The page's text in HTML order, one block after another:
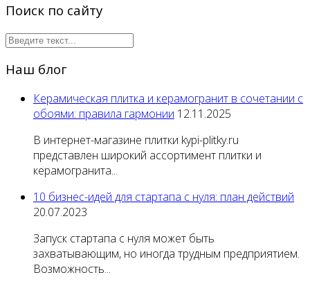
Поиск по сайту
Наш блог
Керамическая плитка и керамогранит в сочетании с
обоями: правила гармонии 12.11.2025
В интернет-магазине плитки kypi-plitky.ru
представлен широкий ассортимент плитки и
керамогранита...
10 бизнес-идей для стартапа с нуля: план действий
20.07.2023
Запуск стартапа с нуля может быть
захватывающим, но иногда трудным предприятием.
Возможность...